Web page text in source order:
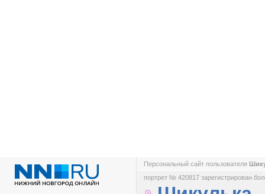
Персональный сайт пользователя
портрет № 420817 зарегистрирован